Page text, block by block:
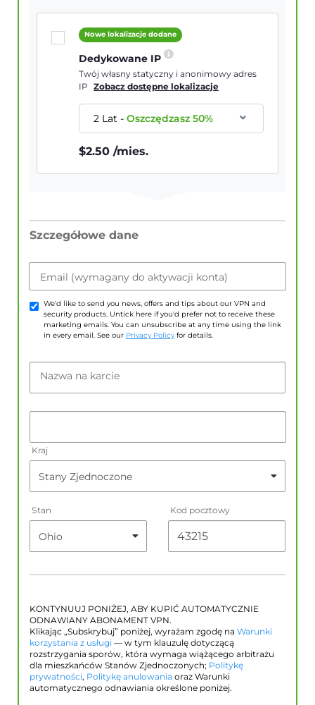
Nowe lokalizacje dodane
Dedykowane IP
Twój własny statyczny i anonimowy adres
IP
Zobacz dostępne lokalizacje
2 Lat-Oszczędzasz50%
$2.50 /mies.
Szczegółowe dane
Email (wymagany do aktywacji konta)
We'd like to send you news, offers and tips about our VPN and
security products. Untick here if you'd prefer not to receive these
marketing emails. You can unsubscribe at any time using the link
in every email. See our Privacy Policy for details.
Nazwa na karcie
Kraj
Stan Kod pocztowy
KONTYNUUJ PONIŻEJ, ABY KUPIĆ AUTOMATYCZNIE
ODNAWIANY ABONAMENT VPN.
Klikając „Subskrybuj” poniżej, wyrażam zgodę na Warunki
korzystania z usługi — w tym klauzulę dotyczącą
rozstrzygania sporów, która wymaga wiążącego arbitrażu
dla mieszkańców Stanów Zjednoczonych; Politykę
prywatności, Politykę anulowania oraz Warunki
automatycznego odnawiania określone poniżej.